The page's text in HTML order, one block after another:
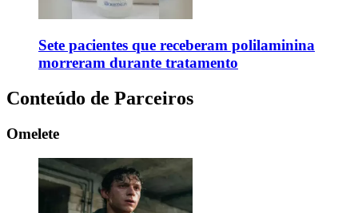
Sete pacientes que receberam polilaminina
morreram durante tratamento
Conteúdo de Parceiros
Omelete